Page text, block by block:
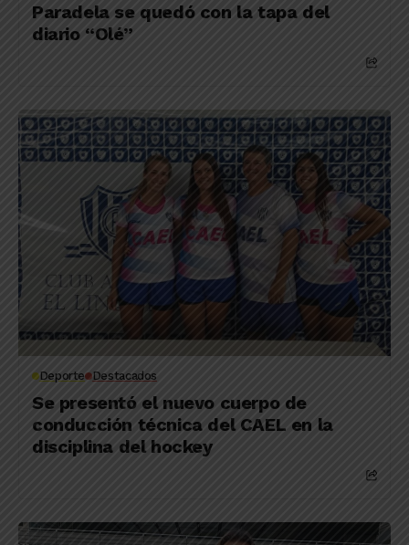
Paradela se quedó con la tapa del
diario “Olé”
Deporte Destacados
Se presentó el nuevo cuerpo de
conducción técnica del CAEL en la
disciplina del hockey